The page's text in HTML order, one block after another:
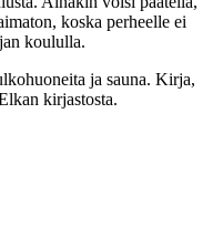
koska perheelle ei
koululla.
ja sauna. Kirja,
kirjastosta.